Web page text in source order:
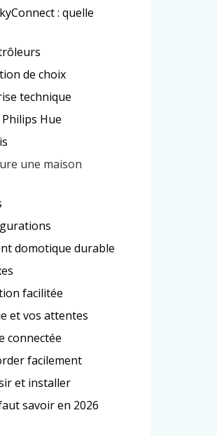
: quelle
de choix
technique
Hue
une maison
domotique durable
facilitée
et vos attentes
connectée
facilement
et installer
savoir en 2026